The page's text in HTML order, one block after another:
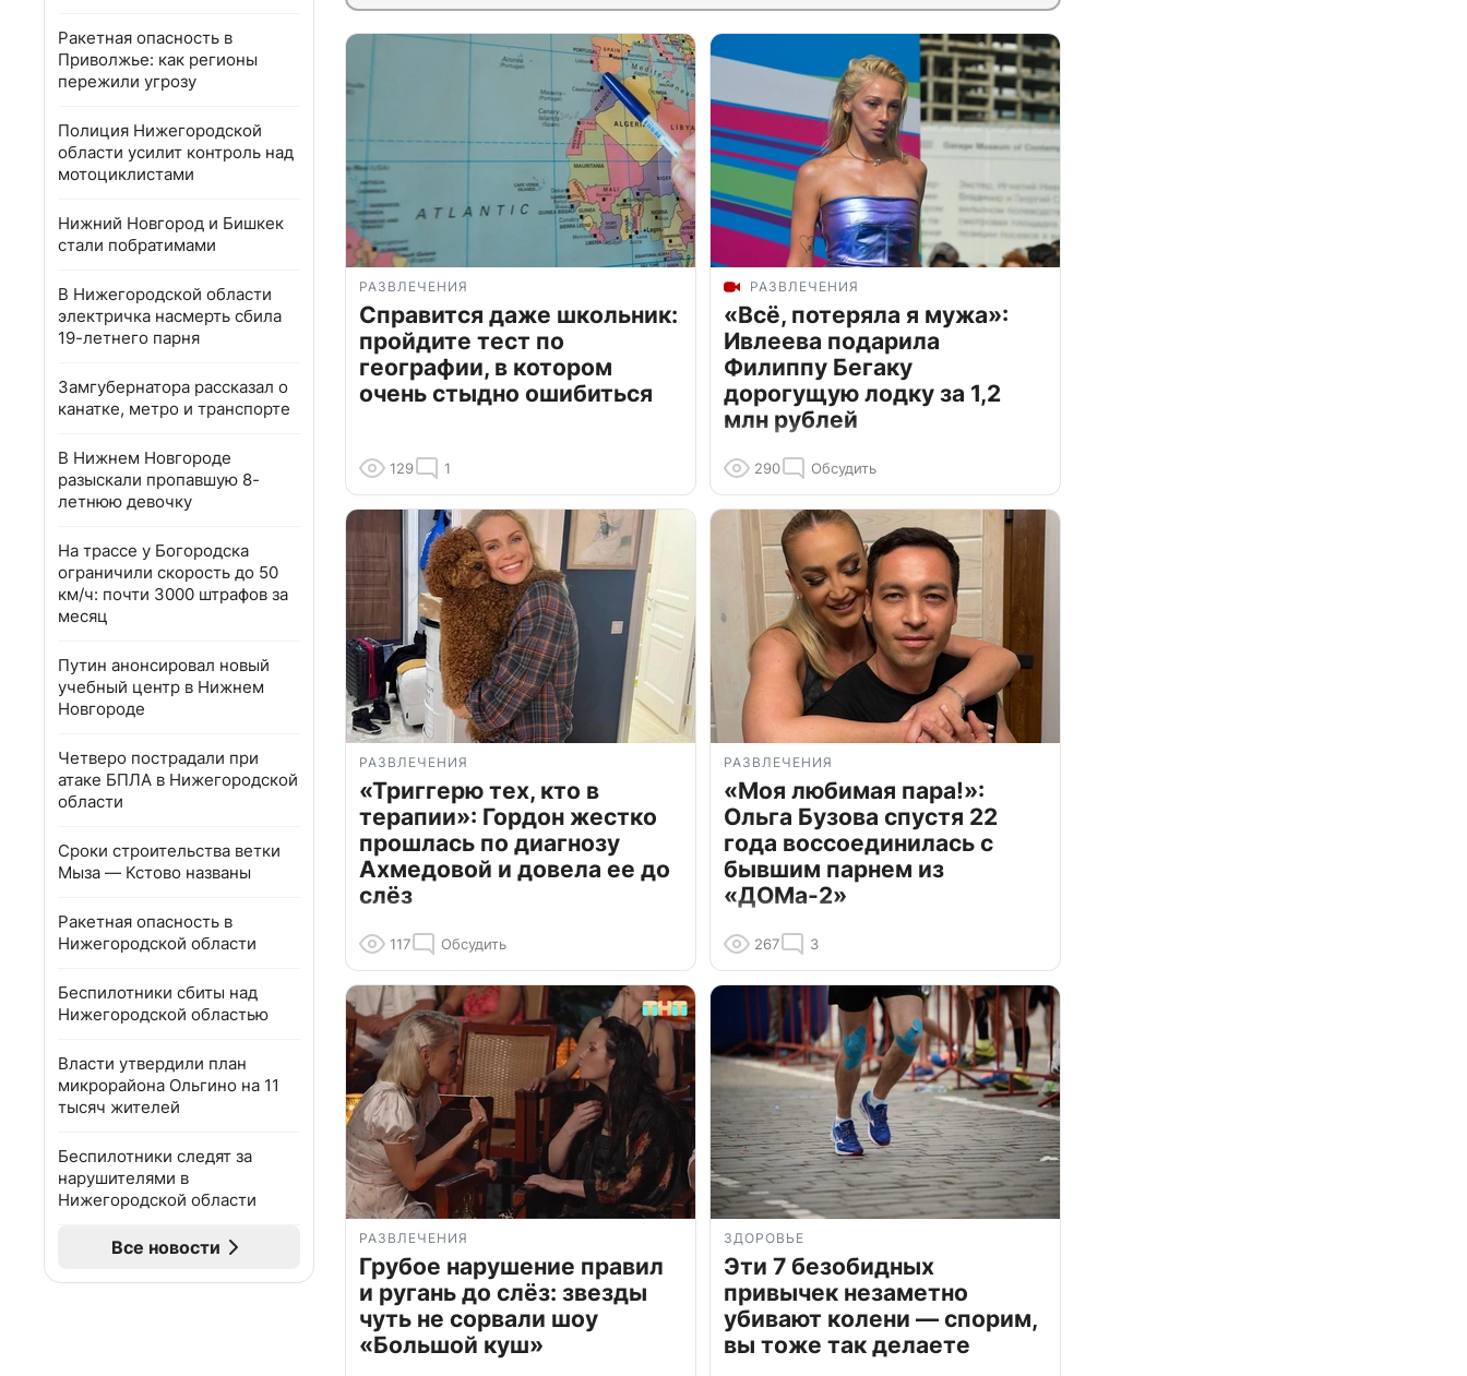
Ракетная опасность в
Приволжье: как регионы
пережили угрозу
Полиция Нижегородской
области усилит контроль над
мотоциклистами
Нижний Новгород и Бишкек
стали побратимами
В Нижегородской области
электричка насмерть сбила
19-летнего парня
Замгубернатора рассказал о
канатке, метро и транспорте
В Нижнем Новгороде
разыскали пропавшую 8-
летнюю девочку
На трассе у Богородска
ограничили скорость до 50
км/ч: почти 3000 штрафов за
месяц
Путин анонсировал новый
учебный центр в Нижнем
Новгороде
Четверо пострадали при
атаке БПЛА в Нижегородской
области
Сроки строительства ветки
Мыза — Кстово названы
Ракетная опасность в
Нижегородской области
Беспилотники сбиты над
Нижегородской областью
Власти утвердили план
микрорайона Ольгино на 11
тысяч жителей
Беспилотники следят за
нарушителями в
Нижегородской области
Все новости
РАЗВЛЕЧЕНИЯ
Справится даже школьник:
пройдите тест по
географии, в котором
очень стыдно ошибиться
129 1
РАЗВЛЕЧЕНИЯ
«Всё, потеряла я мужа»:
Ивлеева подарила
Филиппу Бегаку
дорогущую лодку за 1,2
млн рублей
290 Обсудить
РАЗВЛЕЧЕНИЯ
«Триггерю тех, кто в
терапии»: Гордон жестко
прошлась по диагнозу
Ахмедовой и довела ее до
слёз
117 Обсудить
РАЗВЛЕЧЕНИЯ
«Моя любимая пара!»:
Ольга Бузова спустя 22
года воссоединилась с
бывшим парнем из
«ДОМа-2»
267 3
РАЗВЛЕЧЕНИЯ
Грубое нарушение правил
и ругань до слёз: звезды
чуть не сорвали шоу
«Большой куш»
ЗДОРОВЬЕ
Эти 7 безобидных
привычек незаметно
убивают колени — спорим,
вы тоже так делаете